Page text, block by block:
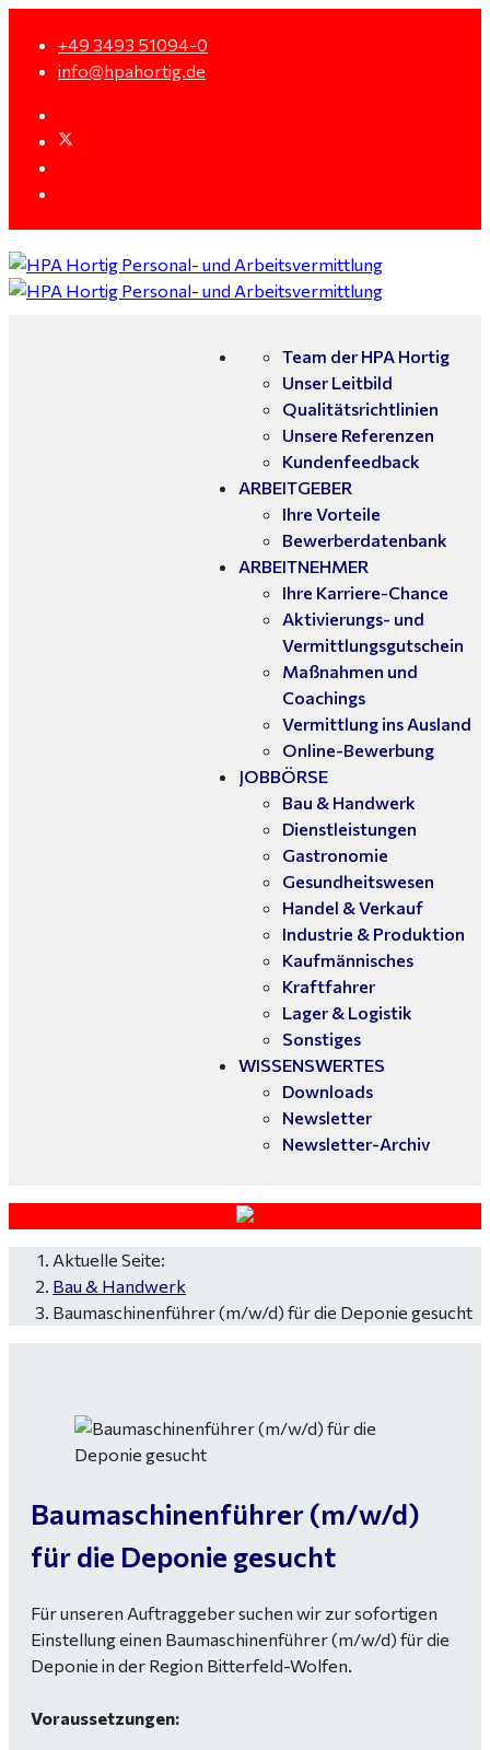
+49 3493 51094-0
info@hpahortig.de
Team der HPA Hortig
Unser Leitbild
Qualitätsrichtlinien
Unsere Referenzen
Kundenfeedback
ARBEITGEBER
Ihre Vorteile
Bewerberdatenbank
ARBEITNEHMER
Ihre Karriere-Chance
Aktivierungs- und
Vermittlungsgutschein
Maßnahmen und
Coachings
Vermittlung ins Ausland
Online-Bewerbung
JOBBÖRSE
Bau & Handwerk
Dienstleistungen
Gastronomie
Gesundheitswesen
Handel & Verkauf
Industrie & Produktion
Kaufmännisches
Kraftfahrer
Lager & Logistik
Sonstiges
WISSENSWERTES
Downloads
Newsletter
Newsletter-Archiv
Aktuelle Seite:
Bau & Handwerk
Baumaschinenführer (m/w/d) für die Deponie gesucht
Baumaschinenführer (m/w/d)
für die Deponie gesucht
Für unseren Auftraggeber suchen wir zur sofortigen
Einstellung einen Baumaschinenführer (m/w/d) für die
Deponie in der Region Bitterfeld-Wolfen.
Voraussetzungen: